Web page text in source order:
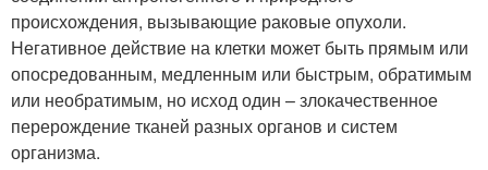
происхождения, вызывающие раковые опухоли.
Негативное действие на клетки может быть прямым или
опосредованным, медленным или быстрым, обратимым
или необратимым, но исход один – злокачественное
перерождение тканей разных органов и систем
организма.